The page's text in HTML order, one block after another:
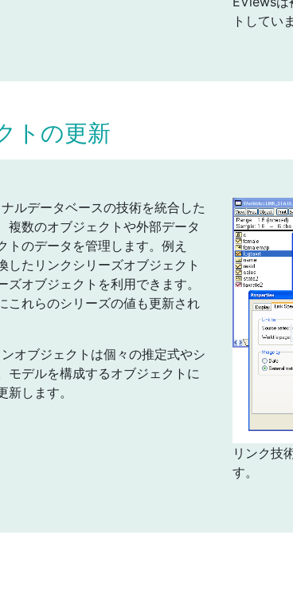
トしてい
トの更新
ルデータベースの技術を統合した
複数のオブジェクトや外部データ
トのデータを管理します。例え
したリンクシリーズオブジェクト
オブジェクトを利用できます。
これらのシリーズの値も更新され
オブジェクトは個々の推定式やシ
モデルを構成するオブジェクトに
します。
リンク技
す。